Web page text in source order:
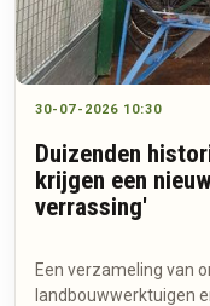
30-07-2026 10:30
Duizenden
krijgen een
verrassing'
Een verzameling van
landbouwwerktuigen